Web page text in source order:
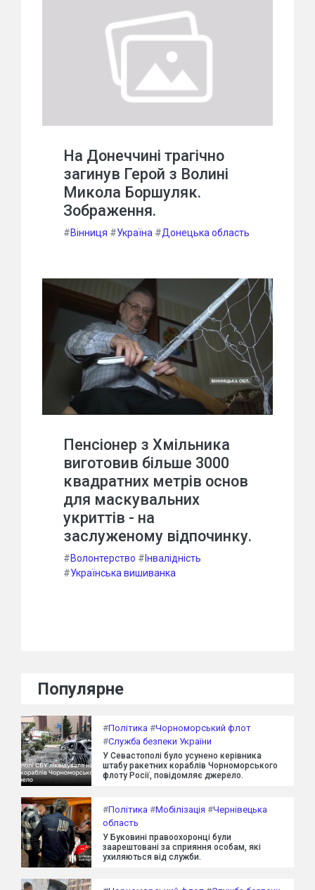
На Донеччині трагічно
загинув Герой з Волині
Микола Боршуляк.
Зображення.
#Вінниця #Україна #Донецька область
Пенсіонер з Хмільника
виготовив більше 3000
квадратних метрів основ
для маскувальних
укриттів - на
заслуженому відпочинку.
#Волонтерство #Інвалідність
#Українська вишиванка
Популярне
#Політика #Чорноморський флот
#Служба безпеки України
У Севастополі було усунено керівника
штабу ракетних кораблів Чорноморського
флоту Росії, повідомляє джерело.
#Політика #Мобілізація #Чернівецька
область
У Буковині правоохоронці були
заарештовані за сприяння особам, які
ухиляються від служби.